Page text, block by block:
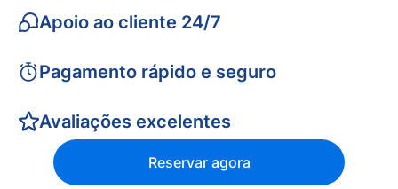
Apoio ao cliente 24/7
Pagamento rápido e seguro
Avaliações excelentes
Reservar agora